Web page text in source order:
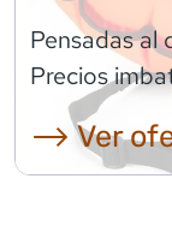
Pensadas al
Precios
⟶ Ver